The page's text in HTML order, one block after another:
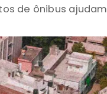
de ônibus ajudam